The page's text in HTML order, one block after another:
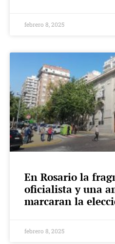
febrero 8, 2025
En Rosario la
oficialista y una
marcaran la
febrero 8, 2025